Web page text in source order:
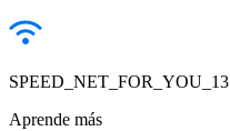
SPEED_NET_FOR_YOU_13
Aprende más